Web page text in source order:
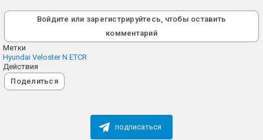
Войдите или зарегистрируйтесь, чтобы оставить
комментарий
Метки
Hyundai Veloster N ETCR
Действия
Поделиться
подписаться